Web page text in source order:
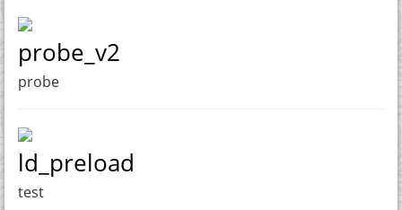
probe_v2
probe
ld_preload
test